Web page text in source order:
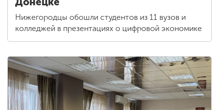
Нижегородцы обошли студентов из 11 вузов и
колледжей в презентациях о цифровой экономике